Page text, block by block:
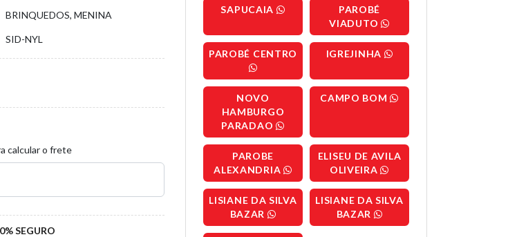
BRINQUEDOS, MENINA
SID-NYL
calcular o frete
SEGURO
SAPUCAIA
PAROBÉ
VIADUTO
PAROBÉ CENTRO IGREJINHA
NOVO
HAMBURGO
PARADAO
CAMPO BOM
PAROBE
ALEXANDRIA
ELISEU DE AVILA
OLIVEIRA
LISIANE DA SILVA
BAZAR
LISIANE DA SILVA
BAZAR